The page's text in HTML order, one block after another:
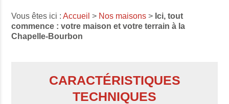
Vous êtes ici :Accueil > Nos maisons > Ici, tout
commence : votre maison et votre terrain à la
Chapelle-Bourbon
CARACTÉRISTIQUES
TECHNIQUES